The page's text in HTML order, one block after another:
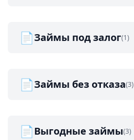
📄Займы под залог(1)
📄Займы без отказа(3)
📄Выгодные займы(3)